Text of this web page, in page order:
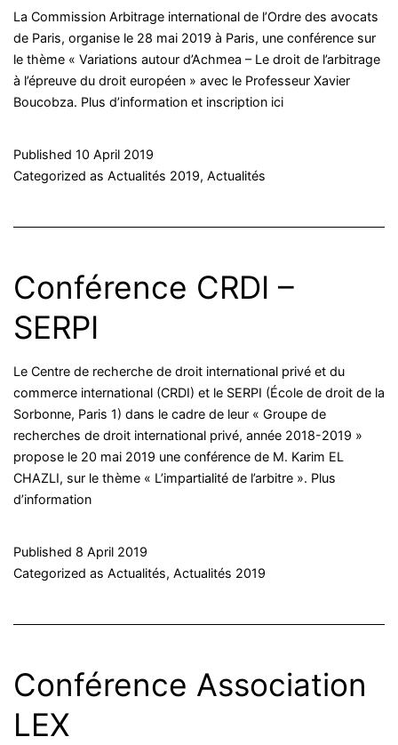
La Commission Arbitrage international de l’Ordre des avocats
de Paris, organise le 28 mai 2019 à Paris, une conférence sur
le thème « Variations autour d’Achmea – Le droit de l’arbitrage
à l’épreuve du droit européen » avec le Professeur Xavier
Boucobza. Plus d’information et inscription ici
Published 10 April 2019
Categorized as Actualités 2019, Actualités
Conférence CRDI –
SERPI
Le Centre de recherche de droit international privé et du
commerce international (CRDI) et le SERPI (École de droit de la
Sorbonne, Paris 1) dans le cadre de leur « Groupe de
recherches de droit international privé, année 2018-2019 »
propose le 20 mai 2019 une conférence de M. Karim EL
CHAZLI, sur le thème « L’impartialité de l’arbitre ». Plus
d’information
Published 8 April 2019
Categorized as Actualités, Actualités 2019
Conférence Association
LEX